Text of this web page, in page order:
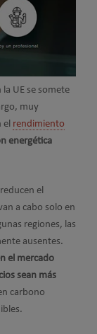
UE se somete
muy
rendimiento
energética
el
a cabo solo en
regiones, las
ausentes.
el mercado
sean más
carbono